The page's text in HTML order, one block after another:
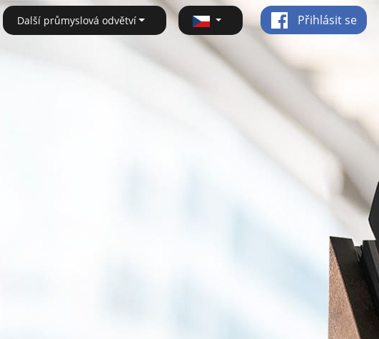
Další průmyslová odvětví Přihlásit se